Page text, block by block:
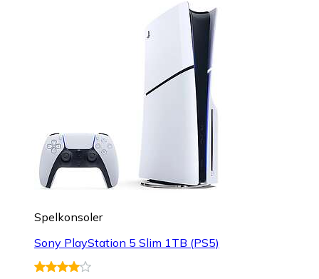
Spelkonsoler
Sony PlayStation 5 Slim 1TB (PS5)